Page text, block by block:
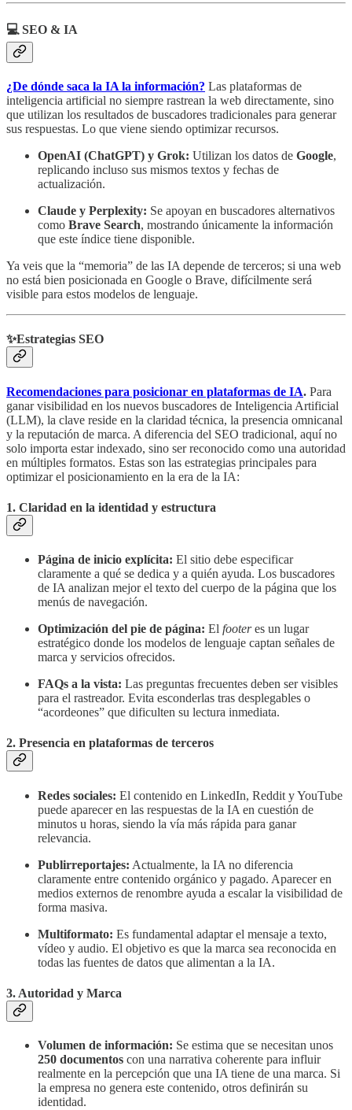
💻 SEO & IA
¿De dónde saca la IA la información? Las plataformas de
inteligencia artificial no siempre rastrean la web directamente, sino
que utilizan los resultados de buscadores tradicionales para generar
sus respuestas. Lo que viene siendo optimizar recursos.
OpenAI (ChatGPT) y Grok: Utilizan los datos de Google,
replicando incluso sus mismos textos y fechas de
actualización.
Claude y Perplexity: Se apoyan en buscadores alternativos
como Brave Search, mostrando únicamente la información
que este índice tiene disponible.
Ya veis que la “memoria” de las IA depende de terceros; si una web
no está bien posicionada en Google o Brave, difícilmente será
visible para estos modelos de lenguaje.
✨Estrategias SEO
Recomendaciones para posicionar en plataformas de IA. Para
ganar visibilidad en los nuevos buscadores de Inteligencia Artificial
(LLM), la clave reside en la claridad técnica, la presencia omnicanal
y la reputación de marca. A diferencia del SEO tradicional, aquí no
solo importa estar indexado, sino ser reconocido como una autoridad
en múltiples formatos. Estas son las estrategias principales para
optimizar el posicionamiento en la era de la IA:
1. Claridad en la identidad y estructura
Página de inicio explícita: El sitio debe especificar
claramente a qué se dedica y a quién ayuda. Los buscadores
de IA analizan mejor el texto del cuerpo de la página que los
menús de navegación.
Optimización del pie de página: El footeres un lugar
estratégico donde los modelos de lenguaje captan señales de
marca y servicios ofrecidos.
FAQs a la vista: Las preguntas frecuentes deben ser visibles
para el rastreador. Evita esconderlas tras desplegables o
“acordeones” que dificulten su lectura inmediata.
2. Presencia en plataformas de terceros
Redes sociales: El contenido en LinkedIn, Reddit y YouTube
puede aparecer en las respuestas de la IA en cuestión de
minutos u horas, siendo la vía más rápida para ganar
relevancia.
Publirreportajes: Actualmente, la IA no diferencia
claramente entre contenido orgánico y pagado. Aparecer en
medios externos de renombre ayuda a escalar la visibilidad de
forma masiva.
Multiformato: Es fundamental adaptar el mensaje a texto,
vídeo y audio. El objetivo es que la marca sea reconocida en
todas las fuentes de datos que alimentan a la IA.
3. Autoridad y Marca
Volumen de información: Se estima que se necesitan unos
250 documentos con una narrativa coherente para influir
realmente en la percepción que una IA tiene de una marca. Si
la empresa no genera este contenido, otros definirán su
identidad.